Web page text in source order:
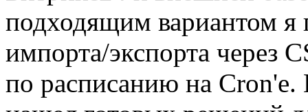
подходящим вариантом я
импорта/экспорта через
по расписанию на